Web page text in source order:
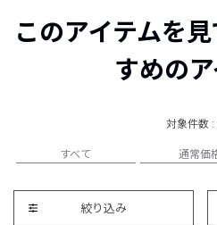
このアイテムを
すめの
対象件数 :
すべて 通常価
絞り込み